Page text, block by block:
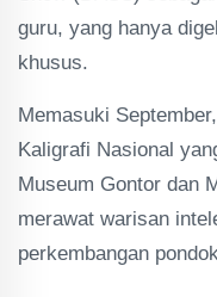
guru, yang hanya
khusus.
Memasuki
Kaligrafi Nasional
Museum Gontor dan
merawat warisan
perkembangan